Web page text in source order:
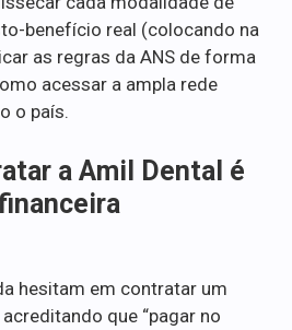
benefício real (colocando na
as regras da ANS de forma
acessar a ampla rede
o país.
a Amil Dental é
hesitam em contratar um
que “pagar no